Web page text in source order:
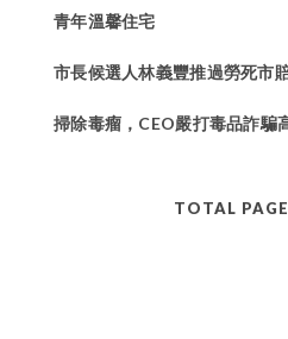
青年溫馨住宅
市長候選人林義豐推過勞死市
掃除毒瘤，CEO嚴打毒品詐騙
TOTAL